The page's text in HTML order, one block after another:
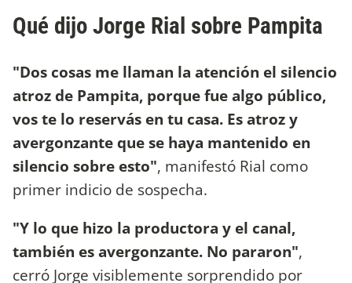
Qué dijo Jorge Rial sobre Pampita
"Dos cosas me llaman la atención el silencio
atroz de Pampita, porque fue algo público,
vos te lo reservás en tu casa. Es atroz y
avergonzante que se haya mantenido en
silencio sobre esto", manifestó Rial como
primer indicio de sospecha.
"Y lo que hizo la productora y el canal,
también es avergonzante. No pararon",
cerró Jorge visiblemente sorprendido por